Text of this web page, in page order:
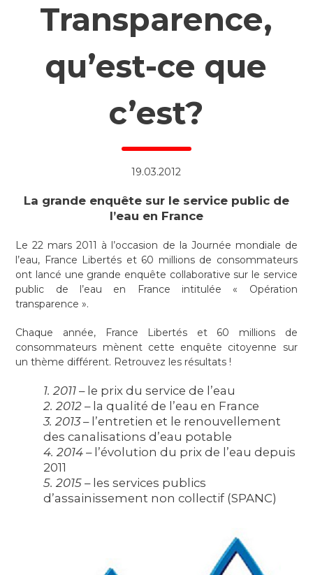
Transparence,
qu’est-ce que
c’est?
19.03.2012
La grande enquête sur le service public de
l’eau en France
Le 22 mars 2011 à l’occasion de la Journée mondiale de
l’eau, France Libertés et 60 millions de consommateurs
ont lancé une grande enquête collaborative sur le service
public de l’eau en France intitulée « Opération
transparence ».
Chaque année, France Libertés et 60 millions de
consommateurs mènent cette enquête citoyenne sur
un thème différent. Retrouvez les résultats !
1. 2011 – le prix du service de l’eau
2. 2012 – la qualité de l’eau en France
3. 2013– l’entretien et le renouvellement
des canalisations d’eau potable
4. 2014 – l’évolution du prix de l’eau depuis
2011
5. 2015 – les services publics
d’assainissement non collectif (SPANC)